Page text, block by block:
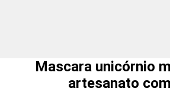
Mascara unicórnio
artesanato